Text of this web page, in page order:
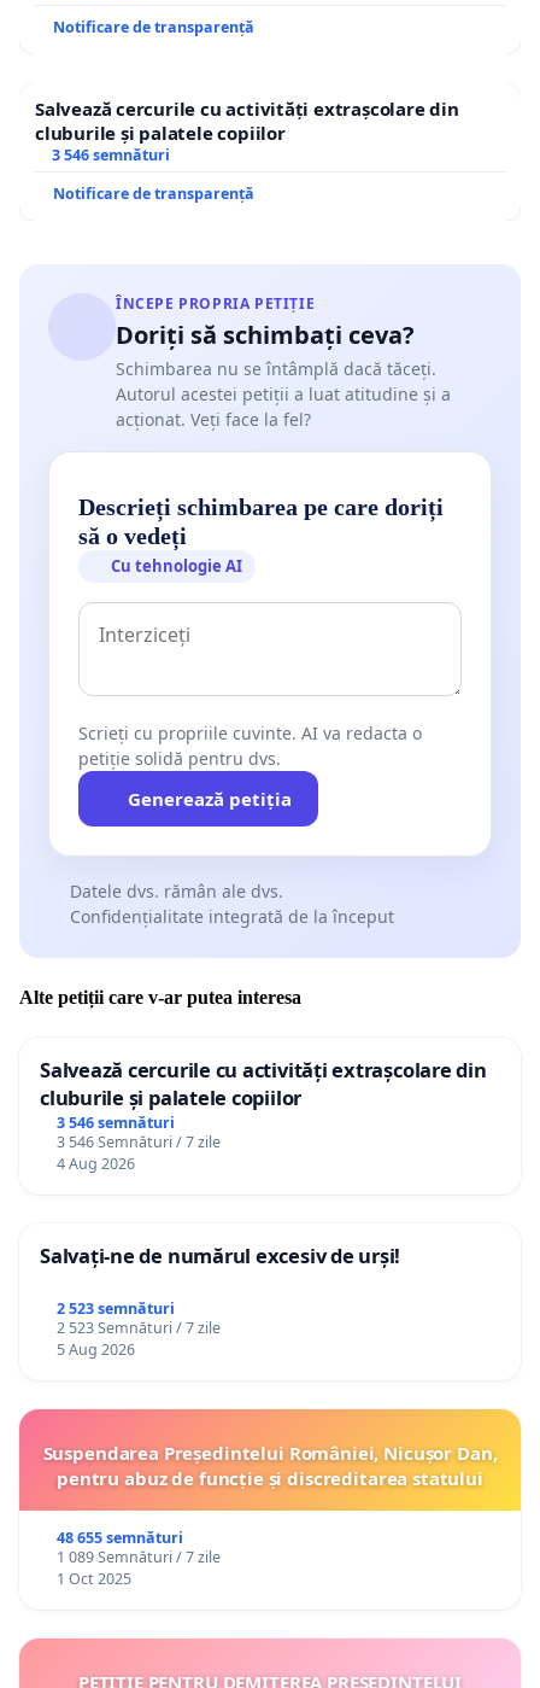
Notificare de transparență
Salvează cercurile cu activități extrașcolare din
cluburile și palatele copiilor
3 546 semnături
Notificare de transparență
ÎNCEPE PROPRIA PETIȚIE
Doriți să schimbați ceva?
Schimbarea nu se întâmplă dacă tăceți.
Autorul acestei petiții a luat atitudine și a
acționat. Veți face la fel?
Descrieți schimbarea pe care doriți
să o vedeți
Cu tehnologie AI
Scrieți cu propriile cuvinte. AI va redacta o
petiție solidă pentru dvs.
Generează petiția
Datele dvs. rămân ale dvs.
Confidențialitate integrată de la început
Alte petiții care v-ar putea interesa
Salvează cercurile cu activități extrașcolare din
cluburile și palatele copiilor
3 546 semnături
3 546 Semnături / 7 zile
4 Aug 2026
Salvați-ne de numărul excesiv de urși!
2 523 semnături
2 523 Semnături / 7 zile
5 Aug 2026
Suspendarea Președintelui României, Nicușor Dan,
pentru abuz de funcție și discreditarea statului
48 655 semnături
1 089 Semnături / 7 zile
1 Oct 2025
PETIȚIE PENTRU DEMITEREA PREȘEDINTELUI